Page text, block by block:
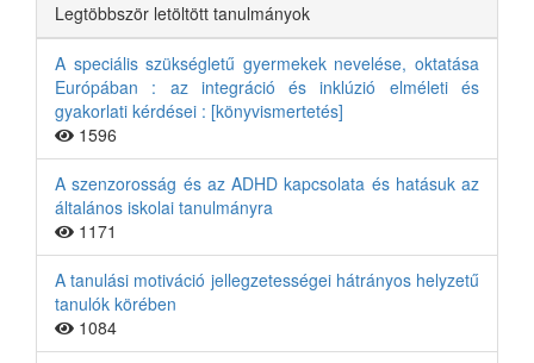
Legtöbbször letöltött tanulmányok
A speciális szükségletű gyermekek nevelése, oktatása
Európában : az integráció és inklúzió elméleti és
gyakorlati kérdései : [könyvismertetés]
1596
A szenzorosság és az ADHD kapcsolata és hatásuk az
általános iskolai tanulmányra
1171
A tanulási motiváció jellegzetességei hátrányos helyzetű
tanulók körében
1084